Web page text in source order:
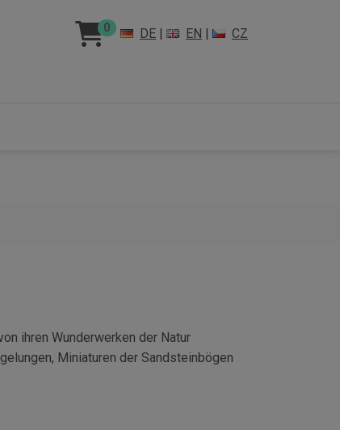
0 DE | EN | CZ
ihren Wunderwerken der Natur
Miniaturen der Sandsteinbögen